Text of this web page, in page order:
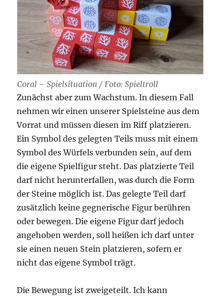
Coral – Spielsituation / Foto: Spieltroll
Zunächst aber zum Wachstum. In diesem Fall
nehmen wir einen unserer Spielsteine aus dem
Vorrat und müssen diesen im Riff platzieren.
Ein Symbol des gelegten Teils muss mit einem
Symbol des Würfels verbunden sein, auf dem
die eigene Spielfigur steht. Das platzierte Teil
darf nicht herunterfallen, was durch die Form
der Steine möglich ist. Das gelegte Teil darf
zusätzlich keine gegnerische Figur berühren
oder bewegen. Die eigene Figur darf jedoch
angehoben werden, soll heißen ich darf unter
sie einen neuen Stein platzieren, sofern er
nicht das eigene Symbol trägt.
Die Bewegung ist zweigeteilt. Ich kann